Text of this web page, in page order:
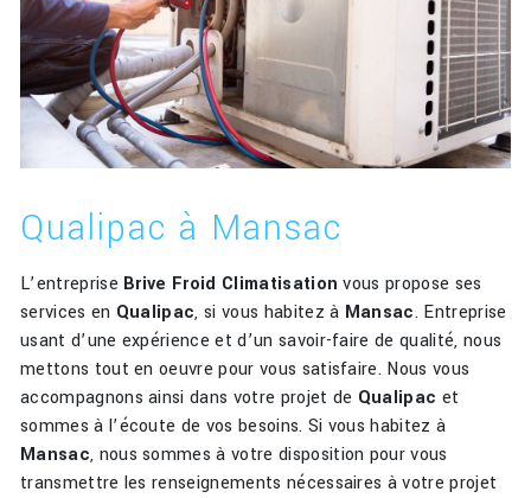
Qualipac à Mansac
L’entreprise Brive Froid Climatisation vous propose ses
services en Qualipac, si vous habitez à Mansac. Entreprise
usant d’une expérience et d’un savoir-faire de qualité, nous
mettons tout en oeuvre pour vous satisfaire. Nous vous
accompagnons ainsi dans votre projet de Qualipac et
sommes à l’écoute de vos besoins. Si vous habitez à
Mansac, nous sommes à votre disposition pour vous
transmettre les renseignements nécessaires à votre projet